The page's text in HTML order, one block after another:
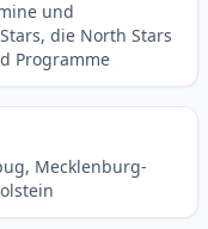
und
die North Stars
Programme
Mecklenburg-